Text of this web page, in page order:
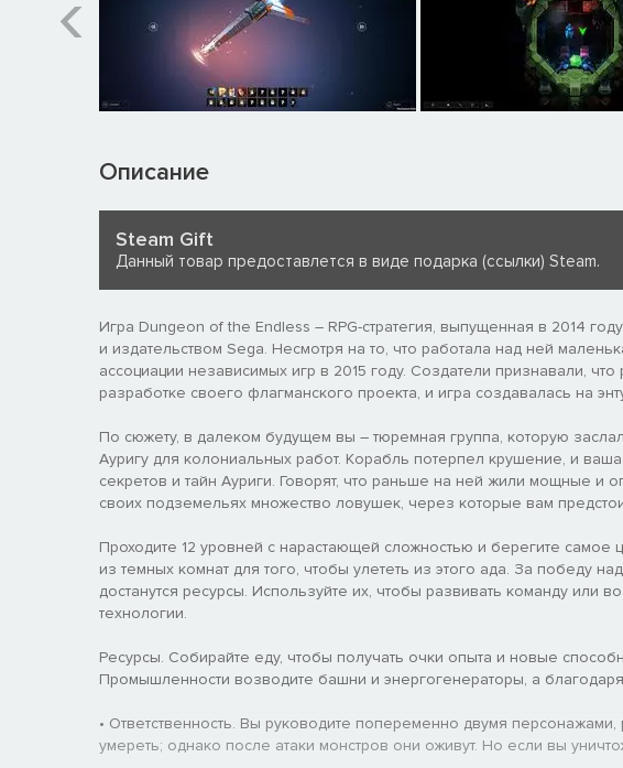
Описание
Steam Gift
Данный товар предоставлется в виде подарка (ссылки) Steam.
Игра Dungeon of the Endless – RPG-стратегия, выпущенная в 2014
и издательством Sega. Несмотря на то, что работала над ней
ассоциации независимых игр в 2015 году. Создатели признавали,
разработке своего флагманского проекта, и игра создавалась на
По сюжету, в далеком будущем вы – тюремная группа, которую
Ауригу для колониальных работ. Корабль потерпел крушение, и
секретов и тайн Ауриги. Говорят, что раньше на ней жили мощные и
своих подземельях множество ловушек, через которые вам
Проходите 12 уровней с нарастающей сложностью и берегите самое
из темных комнат для того, чтобы улететь из этого ада. За победу
достанутся ресурсы. Используйте их, чтобы развивать команду или
технологии.
Ресурсы. Собирайте еду, чтобы получать очки опыта и новые
Промышленности возводите башни и энергогенераторы, а
• Ответственность. Вы руководите попеременно двумя
умереть; однако после атаки монстров они оживут. Но если вы